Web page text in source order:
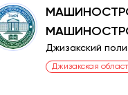
Джизакский
Джизакская